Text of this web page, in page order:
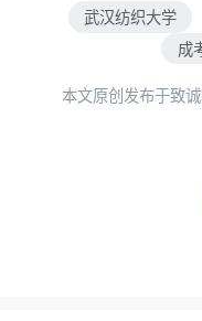
专
高
高
武汉纺织大学
成
本文原创发布于致